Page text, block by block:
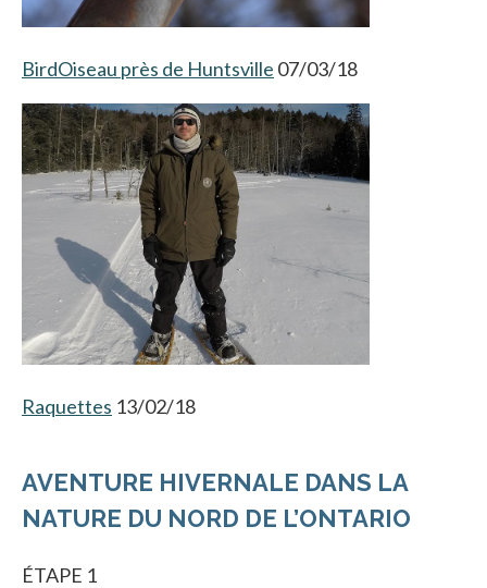
BirdOiseau près de Huntsville 07/03/18
Raquettes 13/02/18
AVENTURE HIVERNALE DANS LA
NATURE DU NORD DE L’ONTARIO
ÉTAPE 1